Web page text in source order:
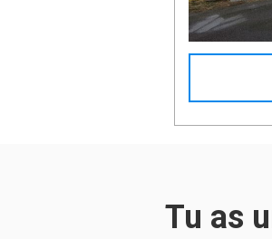
Tu as